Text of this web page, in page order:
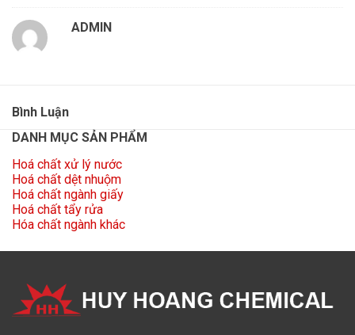
ADMIN
Bình Luận
DANH MỤC SẢN PHẨM
Hoá chất xử lý nước
Hoá chất dệt nhuộm
Hoá chất ngành giấy
Hoá chất tẩy rửa
Hóa chất ngành khác